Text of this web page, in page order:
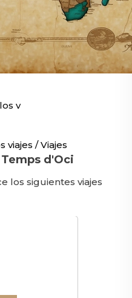
viajes
viajes /Viajes por África
d'Oci
los siguientes viajes